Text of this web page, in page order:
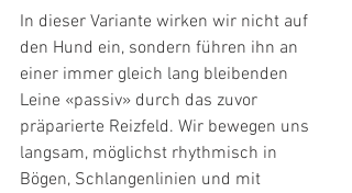
In dieser Variante wirken wir nicht auf
den Hund ein, sondern führen ihn an
einer immer gleich lang bleibenden
Leine «passiv» durch das zuvor
präparierte Reizfeld. Wir bewegen uns
langsam, möglichst rhythmisch in
Bögen, Schlangenlinien und mit